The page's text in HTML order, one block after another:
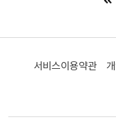
서비스이용약관